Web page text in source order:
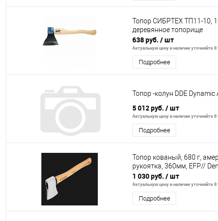
Топор СИБРТЕХ ТП11-10,
деревянное топорище
638 руб. / шт
Актуальную цену и наличие уточняйте 8
Подробнее
Топор -колун DDE
5 012 руб. / шт
Актуальную цену и наличие уточняйте 8
Подробнее
Топор кованый, 680 г,
рукоятка, 360мм, EFP//
1 030 руб. / шт
Актуальную цену и наличие уточняйте 8
Подробнее